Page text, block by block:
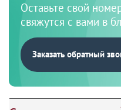
Оставьте свой
свяжутся с вами в
Заказать обратный